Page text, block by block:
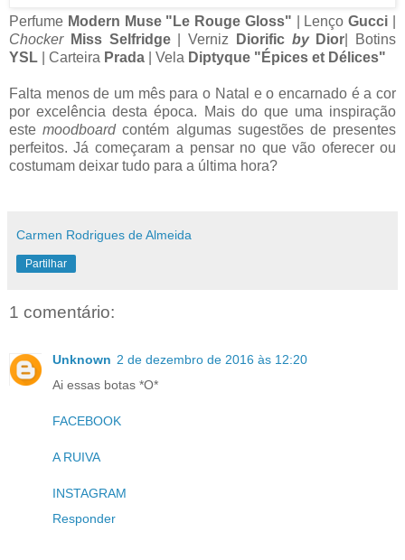
Perfume Modern Muse "Le Rouge Gloss" | Lenço Gucci
Chocker Miss Selfridge| Verniz Diorific byDior | Botins
YSL | Carteira Prada | Vela Diptyque "Épices et Délices"
Falta menos de um mês para o Natal e o encarnado é a cor
por excelência desta época. Mais do que uma inspiração
este moodboardcontém algumas sugestões de presentes
perfeitos. Já começaram a pensar no que vão oferecer ou
costumam deixar tudo para a última hora?
Carmen Rodrigues de Almeida
Partilhar
1 comentário:
Unknown 2 de dezembro de 2016 às 12:20
Ai essas botas *O*
FACEBOOK
A RUIVA
INSTAGRAM
Responder